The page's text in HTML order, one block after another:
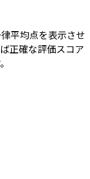
平均点を表示させ
正確な評価スコア